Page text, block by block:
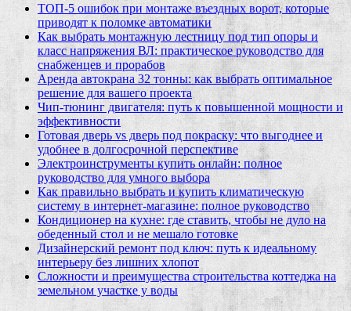
ТОП-5 ошибок при монтаже въездных ворот, которые
приводят к поломке автоматики
Как выбрать монтажную лестницу под тип опоры и
класс напряжения ВЛ: практическое руководство для
снабженцев и прорабов
Аренда автокрана 32 тонны: как выбрать оптимальное
решение для вашего проекта
Чип‑тюнинг двигателя: путь к повышенной мощности и
эффективности
Готовая дверь vs дверь под покраску: что выгоднее и
удобнее в долгосрочной перспективе
Электроинструменты купить онлайн: полное
руководство для умного выбора
Как правильно выбрать и купить климатическую
систему в интернет‑магазине: полное руководство
Кондиционер на кухне: где ставить, чтобы не дуло на
обеденный стол и не мешало готовке
Дизайнерский ремонт под ключ: путь к идеальному
интерьеру без лишних хлопот
Сложности и преимущества строительства коттеджа на
земельном участке у воды